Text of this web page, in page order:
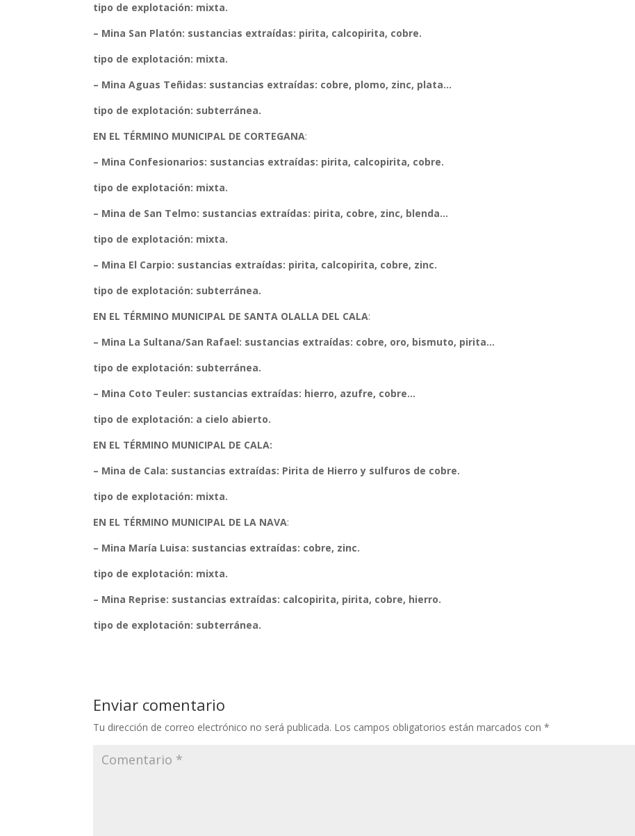
tipo de explotación: mixta.
– Mina San Platón: sustancias extraídas: pirita, calcopirita, cobre.
tipo de explotación: mixta.
– Mina Aguas Teñidas: sustancias extraídas: cobre, plomo, zinc, plata…
tipo de explotación: subterránea.
EN EL TÉRMINO MUNICIPAL DE CORTEGANA:
– Mina Confesionarios: sustancias extraídas: pirita, calcopirita, cobre.
tipo de explotación: mixta.
– Mina de San Telmo: sustancias extraídas: pirita, cobre, zinc, blenda…
tipo de explotación: mixta.
– Mina El Carpio: sustancias extraídas: pirita, calcopirita, cobre, zinc.
tipo de explotación: subterránea.
EN EL TÉRMINO MUNICIPAL DE SANTA OLALLA DEL CALA:
– Mina La Sultana/San Rafael: sustancias extraídas: cobre, oro, bismuto, pirita…
tipo de explotación: subterránea.
– Mina Coto Teuler: sustancias extraídas: hierro, azufre, cobre…
tipo de explotación: a cielo abierto.
EN EL TÉRMINO MUNICIPAL DE CALA:
– Mina de Cala: sustancias extraídas: Pirita de Hierro y sulfuros de cobre.
tipo de explotación: mixta.
EN EL TÉRMINO MUNICIPAL DE LA NAVA:
– Mina María Luisa: sustancias extraídas: cobre, zinc.
tipo de explotación: mixta.
– Mina Reprise: sustancias extraídas: calcopirita, pirita, cobre, hierro.
tipo de explotación: subterránea.
Enviar comentario
Tu dirección de correo electrónico no será publicada. Los campos obligatorios están marcados con*